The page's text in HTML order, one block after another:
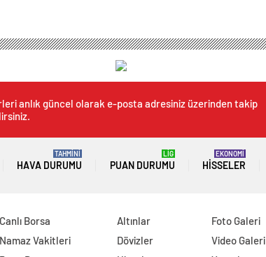
anlık güncel olarak e-posta adresiniz üzerinden takip
HAVA DURUMU
TAHMİNİ
PUAN DURUMU
LİG
HISSELER
EKONOMİ
Canlı Borsa
Namaz Vakitleri
Altınlar
Dövizler
Foto Galeri
Video Galeri